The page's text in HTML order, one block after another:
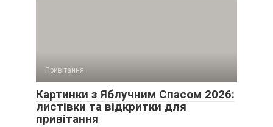
Привітання
Картинки з Яблучним Спасом 2026:
листівки та відкритки для
привітання